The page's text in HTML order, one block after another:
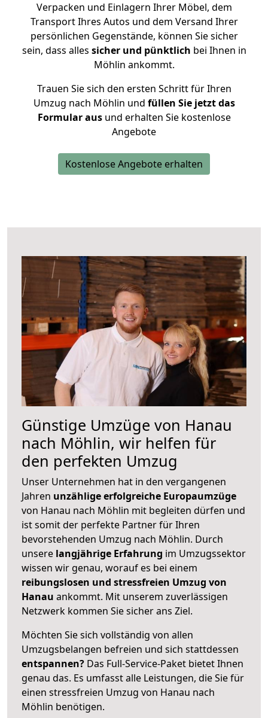
Verpacken und Einlagern Ihrer Möbel, dem
Transport Ihres Autos und dem Versand Ihrer
persönlichen Gegenstände, können Sie sicher
sein, dass alles sicher und pünktlich bei Ihnen in
Möhlin ankommt.
Trauen Sie sich den ersten Schritt für Ihren
Umzug nach Möhlin und füllen Sie jetzt das
Formular ausund erhalten Sie kostenlose
Angebote
Kostenlose Angebote erhalten
Günstige Umzüge von Hanau
nach Möhlin, wir helfen für
den perfekten Umzug
Unser Unternehmen hat in den vergangenen
Jahren unzählige erfolgreiche Europaumzüge
von Hanau nach Möhlin mit begleiten dürfen und
ist somit der perfekte Partner für Ihren
bevorstehenden Umzug nach Möhlin. Durch
unsere langjährige Erfahrung im Umzugssektor
wissen wir genau, worauf es bei einem
reibungslosen und stressfreien Umzug von
Hanau ankommt. Mit unserem zuverlässigen
Netzwerk kommen Sie sicher ans Ziel.
Möchten Sie sich vollständig von allen
Umzugsbelangen befreien und sich stattdessen
entspannen? Das Full-Service-Paket bietet Ihnen
genau das. Es umfasst alle Leistungen, die Sie für
einen stressfreien Umzug von Hanau nach
Möhlin benötigen.